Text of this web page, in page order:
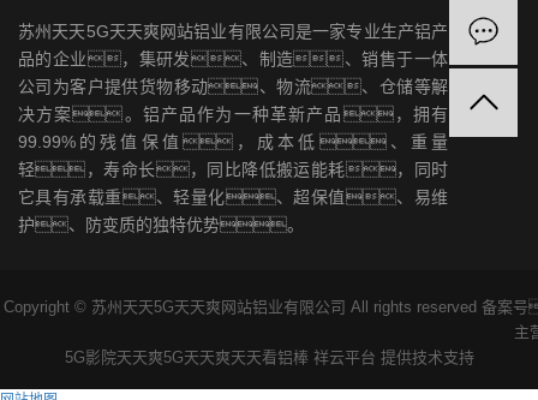
苏州天天5G天天爽网站铝业有限公司是一家专业生产铝产
品的企业，集研发、制造、销售于一体
公司为客户提供货物移动、物流、仓储等解
决方案。铝产品作为一种革新产品，拥有
99.99%的残值保值，成本低、重量
轻，寿命长，同比降低搬运能耗，同时
它具有承载重、轻量化、超保值、易维
护、防变质的独特优势。
Copyright © 苏州天天5G天天爽网站铝业有限公司 All rights reserved 备
主
5G影院天天爽5G天天爽天天看铝棒 祥云平台 提供技术支持